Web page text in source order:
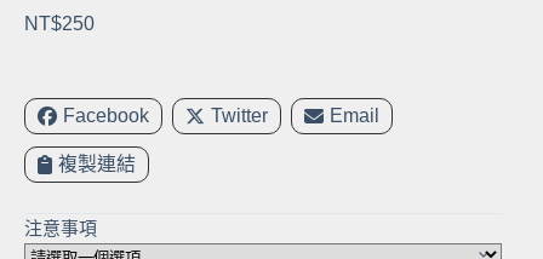
NT$250
Facebook Twitter Email
複製連結
注意事項